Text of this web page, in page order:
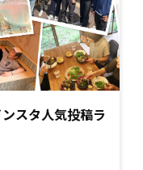
スタ人気投稿ラ